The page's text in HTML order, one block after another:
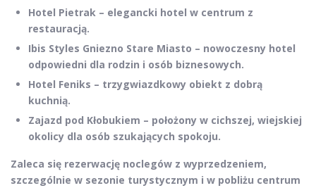
Hotel Pietrak – elegancki hotel w centrum z
restauracją.
Ibis Styles Gniezno Stare Miasto – nowoczesny hotel
odpowiedni dla rodzin i osób biznesowych.
Hotel Feniks – trzygwiazdkowy obiekt z dobrą
kuchnią.
Zajazd pod Kłobukiem – położony w cichszej, wiejskiej
okolicy dla osób szukających spokoju.
Zaleca się rezerwację noclegów z wyprzedzeniem,
szczególnie w sezonie turystycznym i w pobliżu centrum